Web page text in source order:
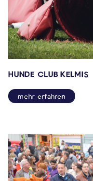
HUNDE CLUB KELMIS
mehr erfahren